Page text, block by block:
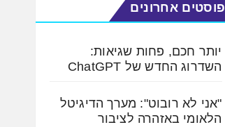
פוסטים אחרונים
יותר חכם, פחות שגיאות:
השדרוג החדש של ChatGPT
"אני לא רובוט": מערך הדיגיטל
הלאומי באזהרה לציבור